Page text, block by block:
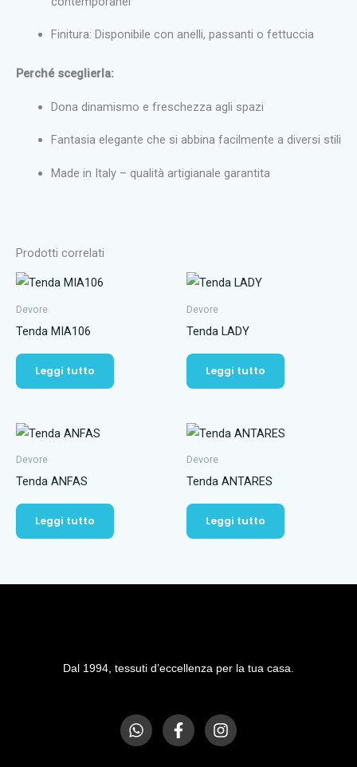
Finitura: Disponibile con anelli, passanti o fettuccia
Perché sceglierla:
Dona dinamismo e freschezza agli spazi
Fantasia elegante che si abbina facilmente a diversi stili
Made in Italy – qualità artigianale garantita
Prodotti correlati
Devore
Tenda MIA106
Leggi tutto
Devore
Tenda LADY
Leggi tutto
Devore
Tenda ANFAS
Leggi tutto
Devore
Tenda ANTARES
Leggi tutto
Dal 1994, tessuti d’eccellenza per la tua casa.
W
h
F
a
I
n